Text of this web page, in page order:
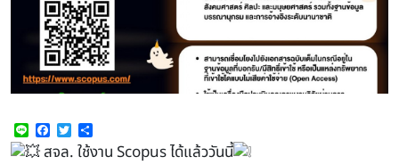
Line Facebook
Twitter
สจล. ใช้งาน Scopus ได้แล้ววันนี้